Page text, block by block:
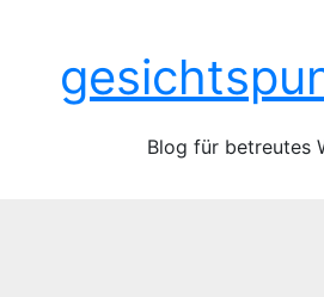
springen
Blog für betreutes